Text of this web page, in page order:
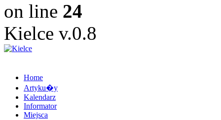
on line 24
Kielce v.0.8
Home
Artyku�y
Kalendarz
Informator
Miejsca